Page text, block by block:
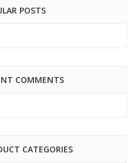
POSTS
COMMENTS
CATEGORIES